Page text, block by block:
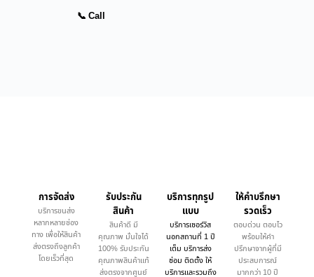
📞 Call
การจัดส่ง
บริการขนส่ง
หลากหลายช่อง
ทาง เพื่อให้สินค้า
ส่งตรงถึงลูกค้า
โดยเร็วที่สุด
รับประกัน
สินค้า
สินค้าดี มี
คุณภาพ มั่นใจได้
100% รับประกัน
คุณภาพสินค้าแท้
ส่งตรงจากศูนย์
บริการทุกรูป
แบบ
บริการเซอร์วิส
นอกสถานที่ 1 ปี
เต็ม บริการส่ง
ซ่อม ติดตั้ง ให้
บริการและรวมถึง
ให้คำบรึกษา
รวดเร็ว
ตอบด่วน ตอบไว
พร้อมให้คำ
ปรึกษาจากผู้ที่มี
ประสบการณ์
มากกว่า 10 ปี